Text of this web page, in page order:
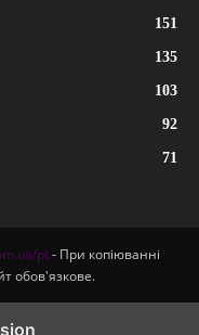
151
135
103
92
71
pt- При копіюванні
обов'язкове.